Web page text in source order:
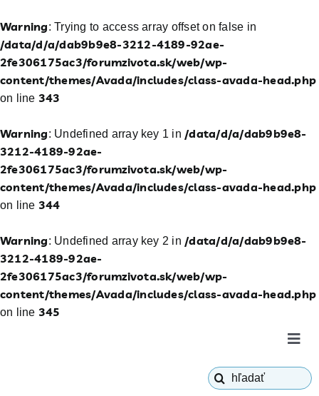
Warning: Trying to access array offset on false in
/data/d/a/dab9b9e8-3212-4189-92ae-
2fe306175ac3/forumzivota.sk/web/wp-
content/themes/Avada/includes/class-avada-head.php
on line 343
Warning: Undefined array key 1 in /data/d/a/dab9b9e8-
3212-4189-92ae-
2fe306175ac3/forumzivota.sk/web/wp-
content/themes/Avada/includes/class-avada-head.php
on line 344
Warning: Undefined array key 2 in /data/d/a/dab9b9e8-
3212-4189-92ae-
2fe306175ac3/forumzivota.sk/web/wp-
content/themes/Avada/includes/class-avada-head.php
on line 345
o
Hľadať: